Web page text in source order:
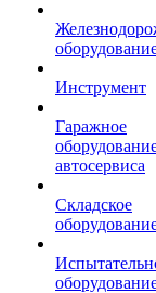
Инструмент
Гаражное
автосервиса
Складское